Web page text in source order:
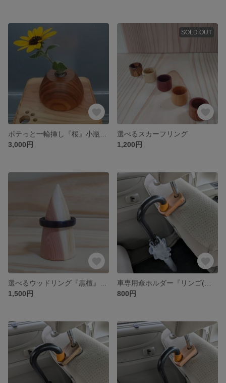
3,000円
SOLD OUT
選べるスカーフリング
1,200円
1,500円
800円